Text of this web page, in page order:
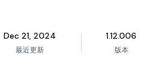
Dec 21, 2024
最近更新
1.12.006
版本